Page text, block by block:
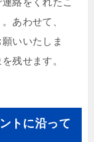
絡をくれたこ
あわせて、
いいたしま
残せます。
トに沿って